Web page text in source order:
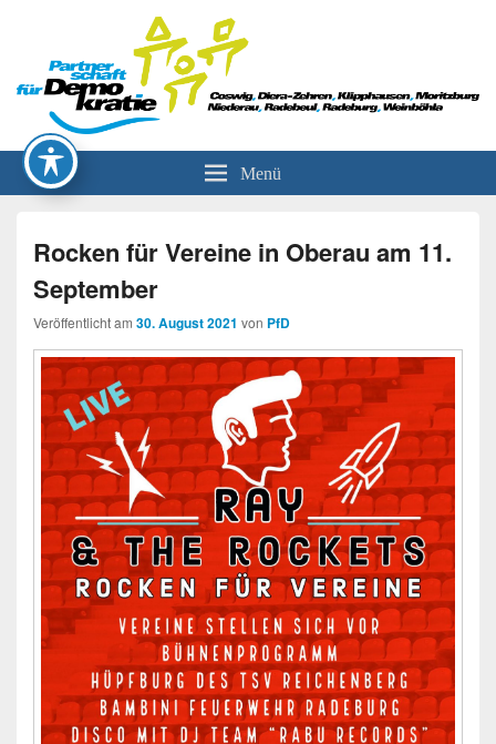
Partnerschaft für Demokratie
Menü
Rocken für Vereine in Oberau am 11.
September
Veröffentlicht am 30. August 2021 von PfD